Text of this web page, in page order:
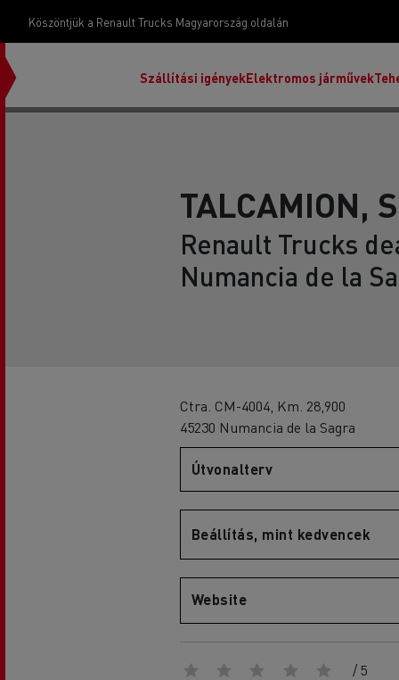
Köszöntjük a Renault Trucks Magyarország oldalán
Szállítási igényekElektromos járművek
TALCAMION,
Renault Trucks
Numancia de la
Ctra. CM-4004, Km. 28,900
45230 Numancia de la Sagra
Útvonalterv
Beállítás, mint kedvencek
Website
/ 5